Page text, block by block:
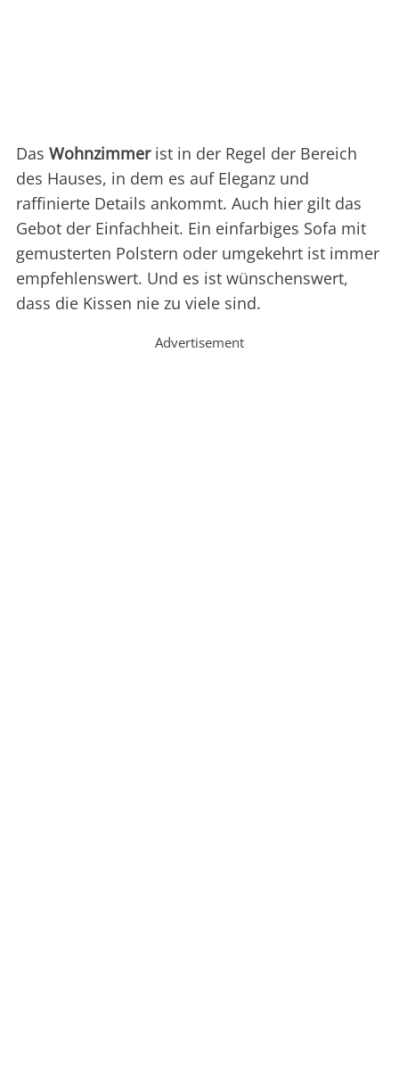
Das Wohnzimmerist in der Regel der Bereich
des Hauses, in dem es auf Eleganz und
raffinierte Details ankommt. Auch hier gilt das
Gebot der Einfachheit. Ein einfarbiges Sofa mit
gemusterten Polstern oder umgekehrt ist immer
empfehlenswert. Und es ist wünschenswert,
dass die Kissen nie zu viele sind.
Advertisement